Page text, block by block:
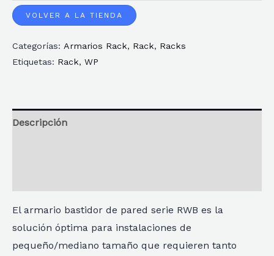
VOLVER A LA TIENDA
Categorías: Armarios Rack, Rack, Racks
Etiquetas: Rack, WP
Descripción
El armario bastidor de pared serie RWB es la
solución óptima para instalaciones de
pequeño/mediano tamaño que requieren tanto